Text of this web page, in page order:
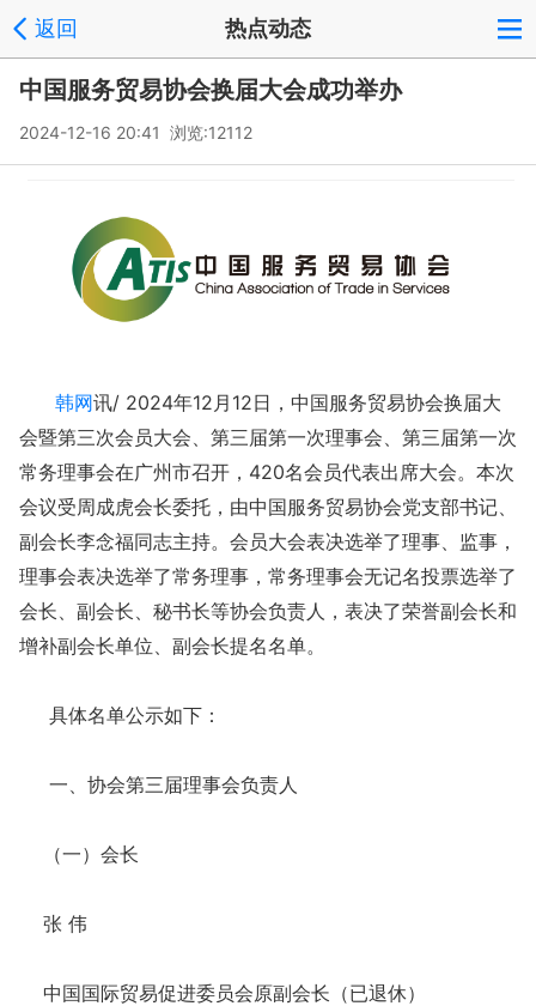
返回 热点动态
中国服务贸易协会换届大会成功举办
2024-12-16 20:41 浏览:12112
韩网讯/ 2024年12月12日，中国服务贸易协会换届大
会暨第三次会员大会、第三届第一次理事会、第三届第一次
常务理事会在广州市召开，420名会员代表出席大会。本次
会议受周成虎会长委托，由中国服务贸易协会党支部书记、
副会长李念福同志主持。会员大会表决选举了理事、监事，
理事会表决选举了常务理事，常务理事会无记名投票选举了
会长、副会长、秘书长等协会负责人，表决了荣誉副会长和
增补副会长单位、副会长提名名单。
具体名单公示如下：
一、协会第三届理事会负责人
（一）会长
张 伟
中国国际贸易促进委员会原副会长（已退休）